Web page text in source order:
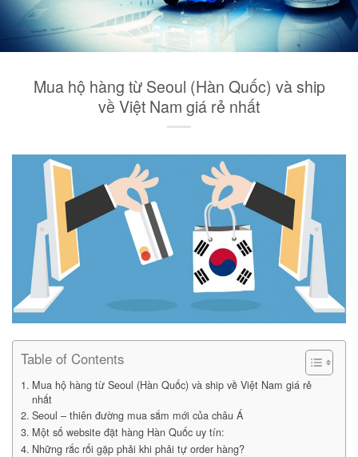
Mua hộ hàng từ Seoul (Hàn Quốc) và ship
về Việt Nam giá rẻ nhất
Table of Contents
Mua hộ hàng từ Seoul (Hàn Quốc) và ship về Việt Nam giá rẻ
nhất
Seoul – thiên đường mua sắm mới của châu Á
Một số website đặt hàng Hàn Quốc uy tín:
Những rắc rối gặp phải khi phải tự order hàng?